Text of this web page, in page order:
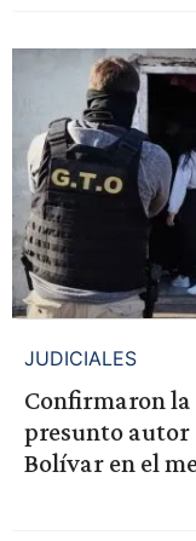
JUDICIALES
Confirmaron
presunto autor
Bolívar en el